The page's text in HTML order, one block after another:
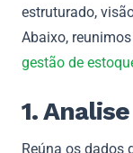
estruturado,
Abaixo,
gestão de
1.
Reúna os dados